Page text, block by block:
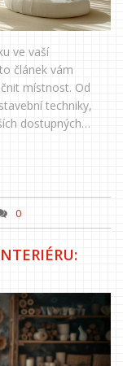
ve vaší
článek vám
místnost. Od
techniky,
dostupných
klidnou
0